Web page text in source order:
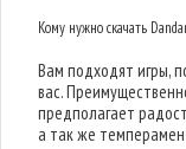
Кому нужно скачать
Вам подходят игры,
вас.
предполагает
а так же